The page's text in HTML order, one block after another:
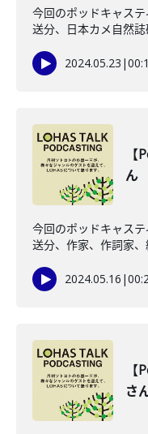
今回のポッドキャス
送分、日本カメ自然誌
2024.05.23 |
ん
今回のポッドキャス
送分、作家、作詞家、
2024.05.16 |
さ